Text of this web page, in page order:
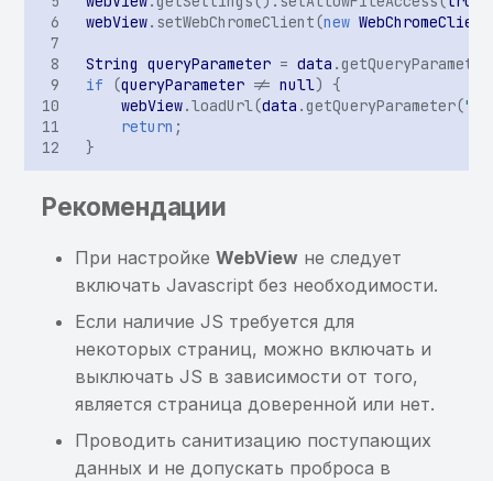
использование ранее
найденной sensitive-
информации
Хранение sensitive-
информации в кэше
сообщения через Intent в
BroadcastReceiver
Возможность доступа к
произвольному файлу
через getParcelableExtra
информации в Binary
Cookies
Хранение sensitive-
информации в KeyChain
защиты данных для
Хранение или
найденной
чувствительной
информации
Приложение не
запрещает
webView. setWebChromeClient(new WebChromeClient
String queryParameter = data .getQueryParameter
if
(queryParameter != null) {
webView.loadUrl(data .getQueryParameter(
return ;
}
Рекомендации
При настройкеWebView не следует
включать Javascript без необходимости.
Если наличие JS требуется для
некоторых страниц, можно включать и
выключать JS в зависимости от того,
является страница доверенной или нет.
Проводить санитизацию поступающих
данных и не допускать проброса в